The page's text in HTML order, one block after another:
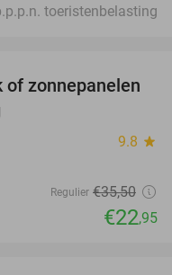
toeristenbelasting
35%
zonnepanelen
9.8 star
Regulier €35,50
€22,95